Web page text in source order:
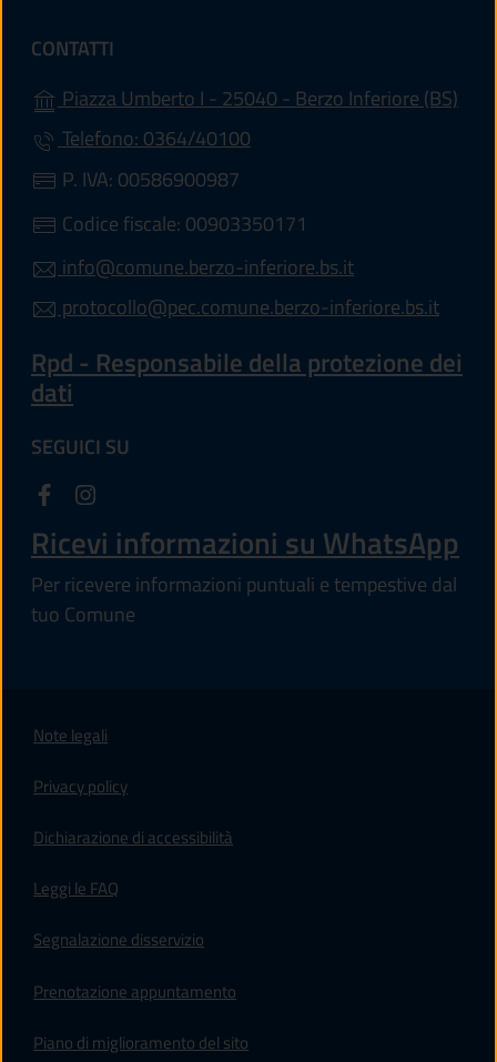
CONTATTI
Piazza Umberto I - 25040 - Berzo Inferiore (BS)
Telefono: 0364/40100
P. IVA: 00586900987
Codice fiscale: 00903350171
info@comune.berzo-inferiore.bs.it
protocollo@pec.comune.berzo-inferiore.bs.it
Rpd - Responsabile della protezione dei
dati
SEGUICI SU
Ricevi informazioni su WhatsApp
Per ricevere informazioni puntuali e tempestive dal
tuo Comune
Note legali
Privacy policy
Dichiarazione di accessibilità
Leggi le FAQ
Segnalazione disservizio
Prenotazione appuntamento
Piano di miglioramento del sito